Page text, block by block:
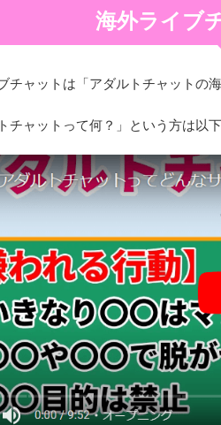
海外ライブ
チャットは「アダルトチャットの海
チャットって何？」という方は以